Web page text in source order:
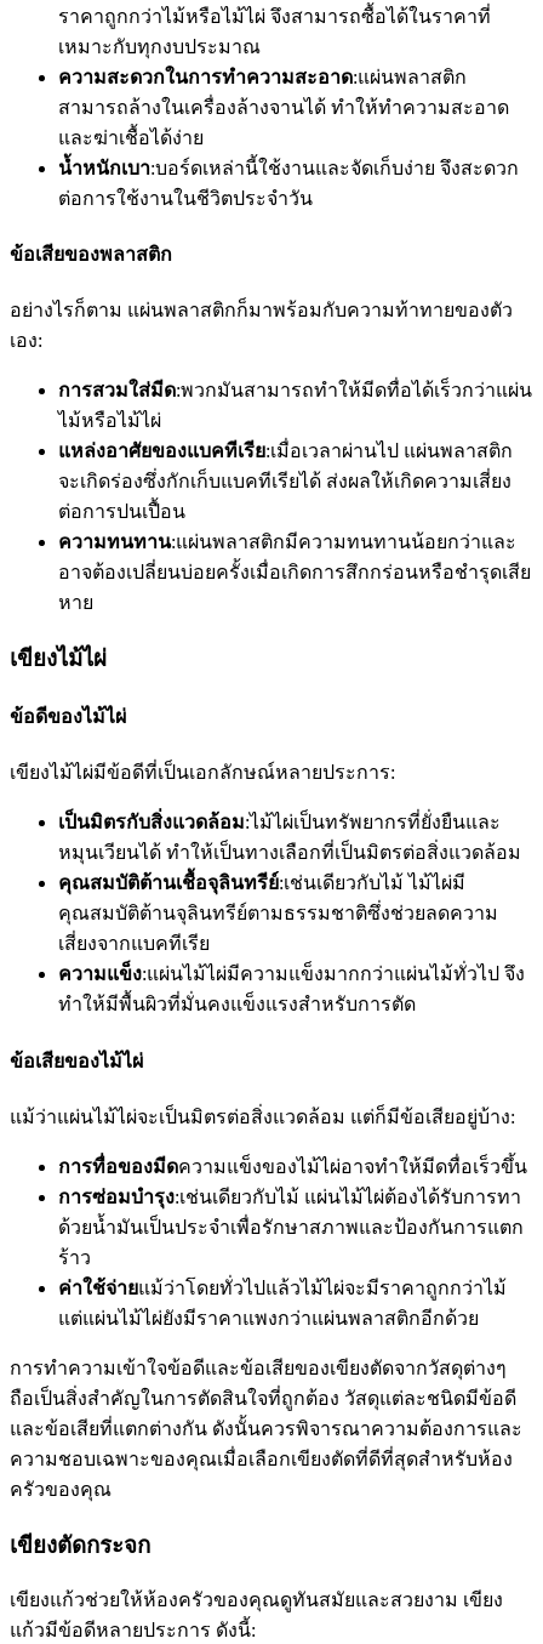
ราคาถูกกว่าไม้หรือไม้ไผ่ จึงสามารถซื้อได้ในราคาที่
เหมาะกับทุกงบประมาณ
ความสะดวกในการทำความสะอาด:แผ่นพลาสติก
สามารถล้างในเครื่องล้างจานได้ ทำให้ทำความสะอาด
และฆ่าเชื้อได้ง่าย
น้ำหนักเบา:บอร์ดเหล่านี้ใช้งานและจัดเก็บง่าย จึงสะดวก
ต่อการใช้งานในชีวิตประจำวัน
ข้อเสียของพลาสติก
อย่างไรก็ตาม แผ่นพลาสติกก็มาพร้อมกับความท้าทายของตัว
เอง:
การสวมใส่มีด:พวกมันสามารถทำให้มีดทื่อได้เร็วกว่าแผ่น
ไม้หรือไม้ไผ่
แหล่งอาศัยของแบคทีเรีย:เมื่อเวลาผ่านไป แผ่นพลาสติก
จะเกิดร่องซึ่งกักเก็บแบคทีเรียได้ ส่งผลให้เกิดความเสี่ยง
ต่อการปนเปื้อน
ความทนทาน:แผ่นพลาสติกมีความทนทานน้อยกว่าและ
อาจต้องเปลี่ยนบ่อยครั้งเมื่อเกิดการสึกกร่อนหรือชำรุดเสีย
หาย
เขียงไม้ไผ่
ข้อดีของไม้ไผ่
เขียงไม้ไผ่มีข้อดีที่เป็นเอกลักษณ์หลายประการ:
เป็นมิตรกับสิ่งแวดล้อม:ไม้ไผ่เป็นทรัพยากรที่ยั่งยืนและ
หมุนเวียนได้ ทำให้เป็นทางเลือกที่เป็นมิตรต่อสิ่งแวดล้อม
คุณสมบัติต้านเชื้อจุลินทรีย์:เช่นเดียวกับไม้ ไม้ไผ่มี
คุณสมบัติต้านจุลินทรีย์ตามธรรมชาติซึ่งช่วยลดความ
เสี่ยงจากแบคทีเรีย
ความแข็ง:แผ่นไม้ไผ่มีความแข็งมากกว่าแผ่นไม้ทั่วไป จึง
ทำให้มีพื้นผิวที่มั่นคงแข็งแรงสำหรับการตัด
ข้อเสียของไม้ไผ่
แม้ว่าแผ่นไม้ไผ่จะเป็นมิตรต่อสิ่งแวดล้อม แต่ก็มีข้อเสียอยู่บ้าง:
การทื่อของมีดความแข็งของไม้ไผ่อาจทำให้มีดทื่อเร็วขึ้น
การซ่อมบำรุง:เช่นเดียวกับไม้ แผ่นไม้ไผ่ต้องได้รับการทา
ด้วยน้ำมันเป็นประจำเพื่อรักษาสภาพและป้องกันการแตก
ร้าว
ค่าใช้จ่ายแม้ว่าโดยทั่วไปแล้วไม้ไผ่จะมีราคาถูกกว่าไม้
แต่แผ่นไม้ไผ่ยังมีราคาแพงกว่าแผ่นพลาสติกอีกด้วย
การทำความเข้าใจข้อดีและข้อเสียของเขียงตัดจากวัสดุต่างๆ
ถือเป็นสิ่งสำคัญในการตัดสินใจที่ถูกต้อง วัสดุแต่ละชนิดมีข้อดี
และข้อเสียที่แตกต่างกัน ดังนั้นควรพิจารณาความต้องการและ
ความชอบเฉพาะของคุณเมื่อเลือกเขียงตัดที่ดีที่สุดสำหรับห้อง
ครัวของคุณ
เขียงตัดกระจก
เขียงแก้วช่วยให้ห้องครัวของคุณดูทันสมัยและสวยงาม เขียง
แก้วมีข้อดีหลายประการ ดังนี้: